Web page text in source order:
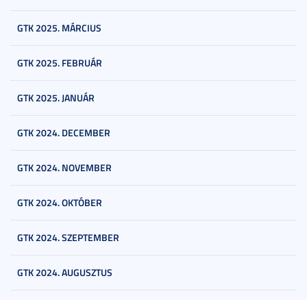
GTK 2025. MÁRCIUS
GTK 2025. FEBRUÁR
GTK 2025. JANUÁR
GTK 2024. DECEMBER
GTK 2024. NOVEMBER
GTK 2024. OKTÓBER
GTK 2024. SZEPTEMBER
GTK 2024. AUGUSZTUS